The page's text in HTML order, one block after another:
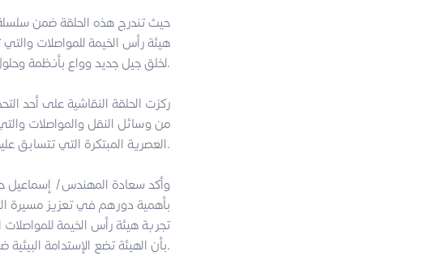
هيئة رأس الخيمة للمواصلات
لخلق جيل جديد وواع بأنظمة وحلول النقل المستقبلية.
ركزت الحلقة النقاشية على أحد
من وسائل النقل والمواصلات والتي
العصرية المبتكرة التي تتسابق عليها كبرى الشركات العالمية لتوفيرها في مختلف المدن.
وأكد سعادة المهندس/ إسماعيل
تجربة هيئة رأس الخيمة
بأن الهيئة تضع الإستدامة البيئية ضمن أهم أهدافها الاستراتيجية للتحول نحو استخدام المركبات صديقة البيئة.